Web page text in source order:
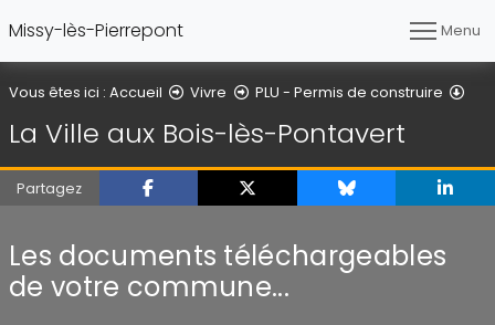
Missy-lès-Pierrepont Menu
Vous êtes ici : Accueil Vivre PLU - Permis de construire
La Ville aux Bois-lès-Pontavert
Partagez
Les documents téléchargeables
de votre commune...